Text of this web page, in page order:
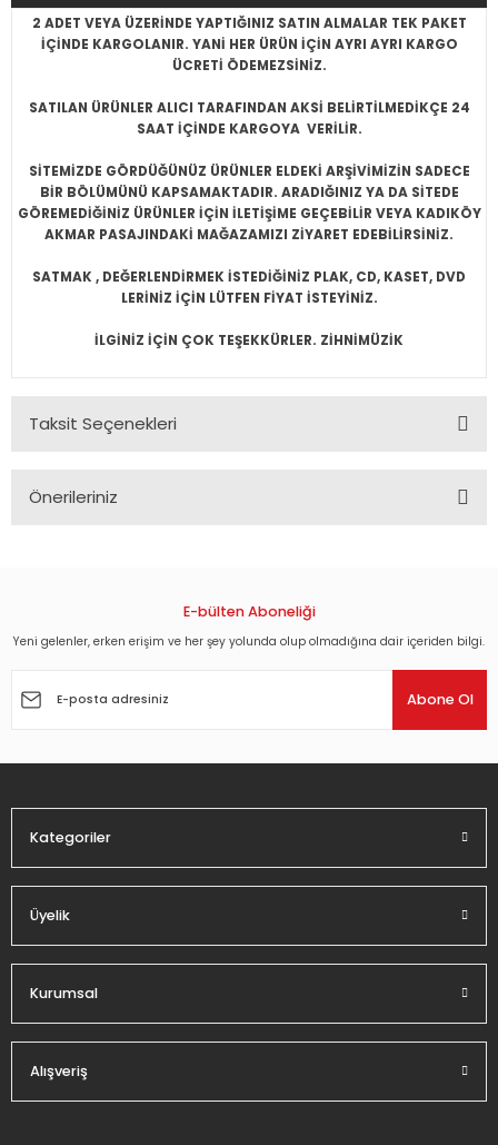
2 ADET VEYA ÜZERİNDE YAPTIĞINIZ SATIN ALMALAR TEK PAKET
İÇİNDE KARGOLANIR. YANİ HER ÜRÜN İÇİN AYRI AYRI KARGO
ÜCRETİ ÖDEMEZSİNİZ.
SATILAN ÜRÜNLER ALICI TARAFINDAN AKSİ BELİRTİLMEDİKÇE 24
SAAT İÇİNDE KARGOYA VERİLİR.
SİTEMİZDE GÖRDÜĞÜNÜZ ÜRÜNLER ELDEKİ ARŞİVİMİZİN SADECE
BİR BÖLÜMÜNÜ KAPSAMAKTADIR. ARADIĞINIZ YA DA SİTEDE
GÖREMEDİĞİNİZ ÜRÜNLER İÇİN İLETİŞİME GEÇEBİLİR VEYA KADIKÖY
AKMAR PASAJINDAKİ MAĞAZAMIZI ZİYARET EDEBİLİRSİNİZ.
SATMAK , DEĞERLENDİRMEK İSTEDİĞİNİZ PLAK, CD, KASET, DVD
LERİNİZ İÇİN LÜTFEN FİYAT İSTEYİNİZ.
İLGİNİZ İÇİN ÇOK TEŞEKKÜRLER. ZİHNİMÜZİK
Taksit Seçenekleri
Önerileriniz
Görüş ve önerileriniz için teşekkür ederiz.
Ürün açıklamasında eksik bilgiler bulunuyor.
E-bülten Aboneliği
Yeni gelenler, erken erişim ve her şey yolunda olup olmadığına dair içeriden bilgi.
Abone Ol
Kategoriler
Üyelik
Kurumsal
Alışveriş